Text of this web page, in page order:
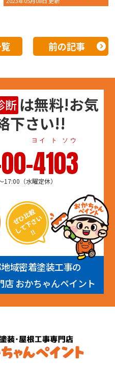
前の記事
断 は無料!お気
下さい!!
4103
ヨイ ト ソウ
（水曜定休）
域密着塗装工事の
おかちゃんペイント